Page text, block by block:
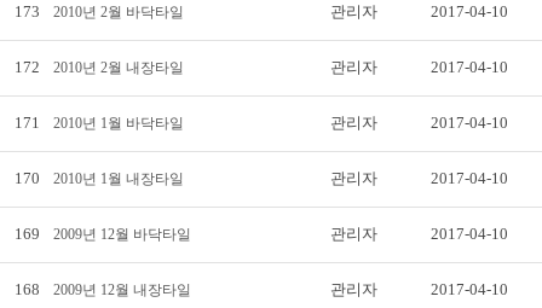
173 2010년 2월 바닥타일 관리자 2017-04-10
172 2010년 2월 내장타일 관리자 2017-04-10
171 2010년 1월 바닥타일 관리자 2017-04-10
170 2010년 1월 내장타일 관리자 2017-04-10
169 2009년 12월 바닥타일 관리자 2017-04-10
168 2009년 12월 내장타일 관리자 2017-04-10